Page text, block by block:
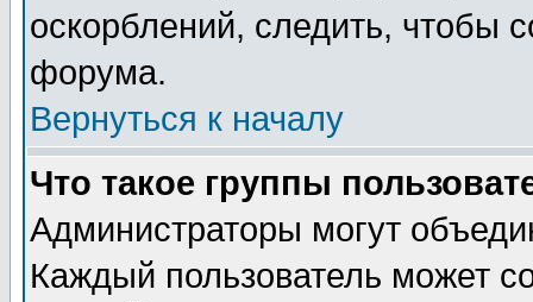
оскорблений, следить, чтобы
форума.
Вернуться к началу
Что такое группы
Администраторы могут
Каждый пользователь может